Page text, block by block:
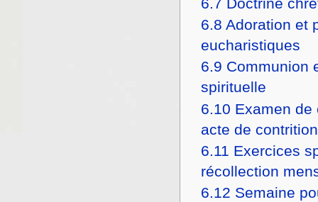
6.7 Doctrine
6.8 Adoration et
eucharistiques
6.9 Communion
spirituelle
6.10 Examen de
acte de contrition
6.11 Exercices
récollection
6.12 Semaine